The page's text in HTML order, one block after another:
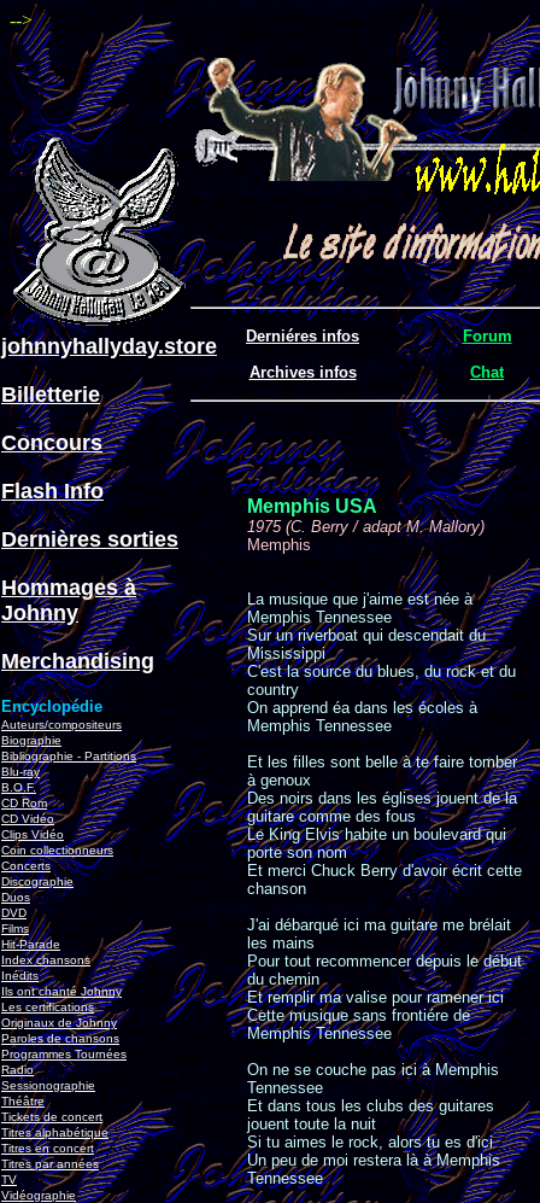
-->
Derniéres infos
Forum
Archives infos
Chat
johnnyhallyday.store
Billetterie
Concours
Flash Info
Dernières sorties
Hommages à
Johnny
Merchandising
Encyclopédie
Auteurs/compositeurs
Biographie
Bibliographie - Partitions
Blu-ray
B.O.F.
CD Rom
CD Vidéo
Clips Vidéo
Coin collectionneurs
Concerts
Discographie
Duos
DVD
Films
Hit-Parade
Index chansons
Inédits
Ils ont chanté Johnny
Les certifications
Originaux de Johnny
Paroles de chansons
Programmes Tournées
Radio
Sessionographie
Théâtre
Tickets de concert
Titres alphabétique
Titres en concert
Titres par années
TV
Vidéographie
Memphis USA
1975 (C. Berry / adapt M. Mallory)
Memphis
La musique que j'aime est née à
Memphis Tennessee
Sur un riverboat qui descendait du
Mississippi
C'est la source du blues, du rock et du
country
On apprend éa dans les écoles à
Memphis Tennessee
Et les filles sont belle à te faire tomber
à genoux
Des noirs dans les églises jouent de la
guitare comme des fous
Le King Elvis habite un boulevard qui
porte son nom
Et merci Chuck Berry d'avoir écrit cette
chanson
J'ai débarqué ici ma guitare me brélait
les mains
Pour tout recommencer depuis le début
du chemin
Et remplir ma valise pour ramener ici
Cette musique sans frontiére de
Memphis Tennessee
On ne se couche pas ici à Memphis
Tennessee
Et dans tous les clubs des guitares
jouent toute la nuit
Si tu aimes le rock, alors tu es d'ici
Un peu de moi restera là à Memphis
Tennessee